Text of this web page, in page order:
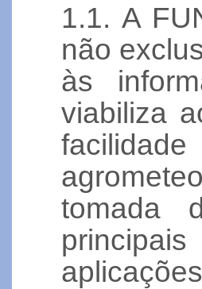
1.1. A
não
às
viabiliza
tomada